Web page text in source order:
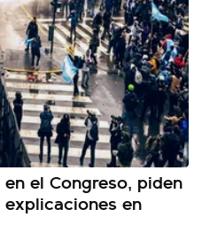
el Congreso, piden
en